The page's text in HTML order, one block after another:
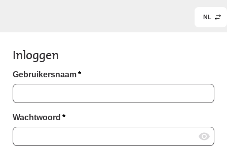
NL
Inloggen
Gebruikersnaam*
Wachtwoord *